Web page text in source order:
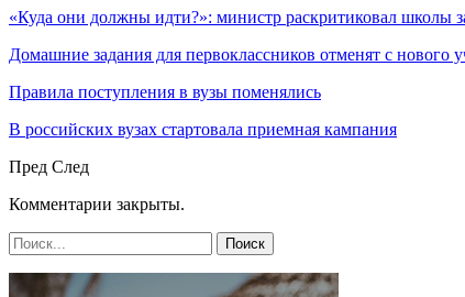
«Куда они должны идти?»: министр раскритиковал школы
Домашние задания для первоклассников отменят с нового
Правила поступления в вузы поменялись
В российских вузах стартовала приемная кампания
Пред След
Комментарии закрыты.